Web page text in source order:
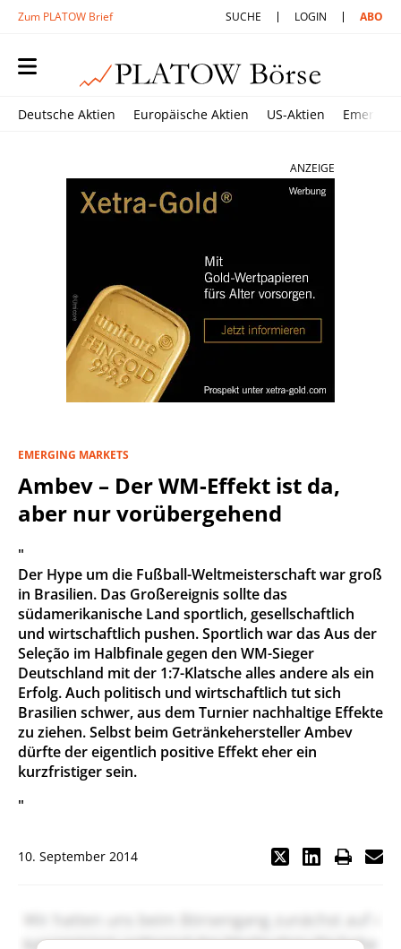
Zum PLATOW Brief SUCHE LOGIN ABO
Deutsche Aktien Europäische Aktien US-Aktien
ANZEIGE
EMERGING MARKETS
Ambev – Der WM-Effekt ist da,
aber nur vorübergehend
"
Der Hype um die Fußball-Weltmeisterschaft war groß
in Brasilien. Das Großereignis sollte das
südamerikanische Land sportlich, gesellschaftlich
und wirtschaftlich pushen. Sportlich war das Aus der
Seleção im Halbfinale gegen den WM-Sieger
Deutschland mit der 1:7-Klatsche alles andere als ein
Erfolg. Auch politisch und wirtschaftlich tut sich
Brasilien schwer, aus dem Turnier nachhaltige Effekte
zu ziehen. Selbst beim Getränkehersteller Ambev
dürfte der eigentlich positive Effekt eher ein
kurzfristiger sein.
"
10. September 2014